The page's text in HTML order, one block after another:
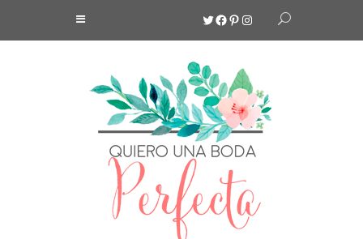
Twitter
Facebook
Pinterest
Instagram